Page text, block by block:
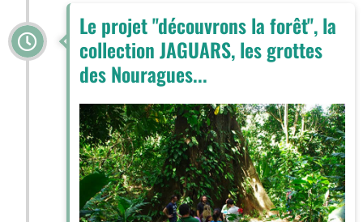
Le projet ''découvrons la forêt'', la
collection JAGUARS, les grottes
des Nouragues...